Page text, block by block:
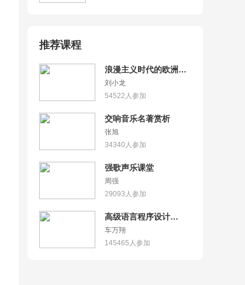
推荐课程
浪漫主义时代的欧洲音
乐
刘小龙
54522 人参加
交响音乐名著赏析
张旭
34340 人参加
强歌声乐课堂
周强
29093 人参加
高级语言程序设计
（Python）
车万翔
145465 人参加